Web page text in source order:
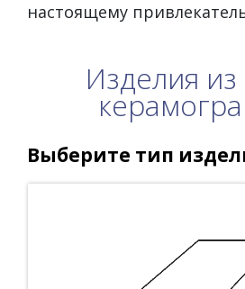
настоящему
Изделия из
Выберите тип